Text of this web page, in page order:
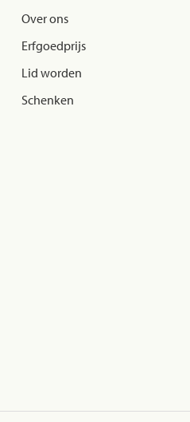
Over ons
Erfgoedprijs
Lid worden
Schenken